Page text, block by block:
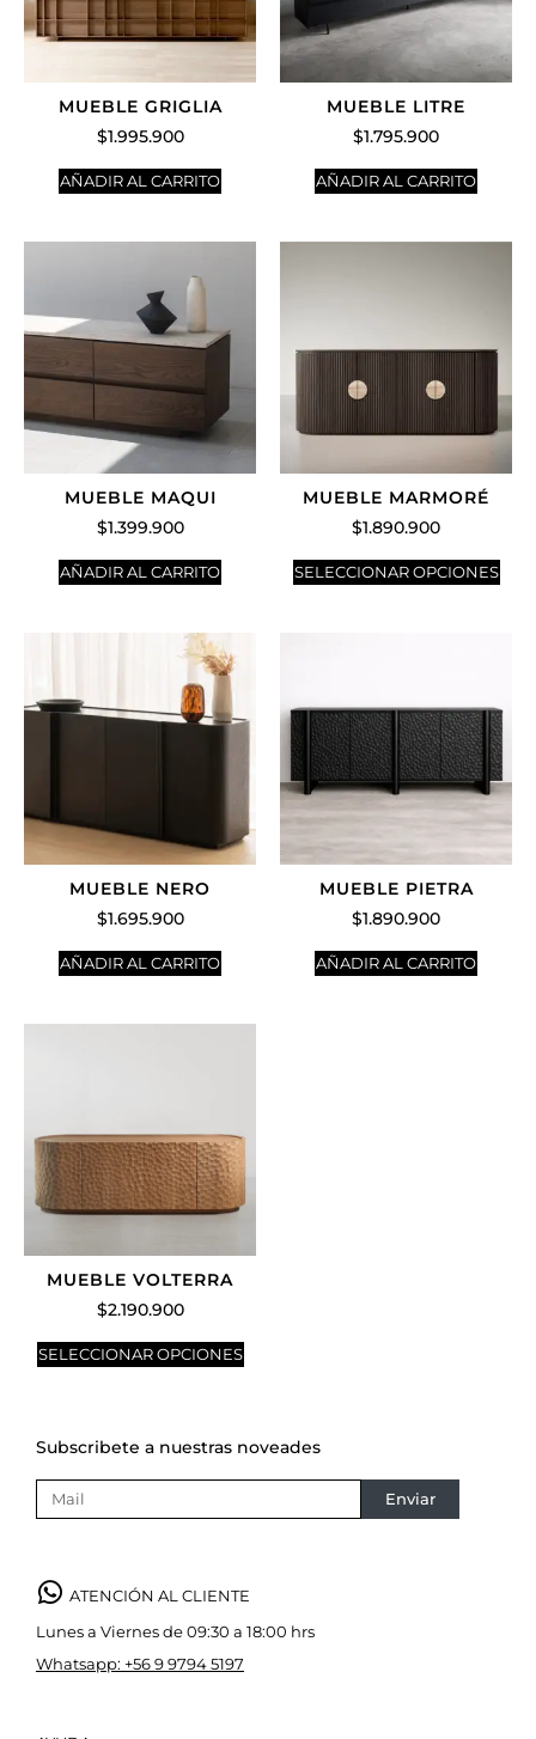
MUEBLE GRIGLIA
$1.995.900
AÑADIR AL CARRITO
MUEBLE LITRE
$1.795.900
AÑADIR AL CARRITO
MUEBLE MAQUI
$1.399.900
AÑADIR AL CARRITO
MUEBLE MARMORÉ
$1.890.900
SELECCIONAR OPCIONES
MUEBLE NERO
$1.695.900
AÑADIR AL CARRITO
MUEBLE PIETRA
$1.890.900
AÑADIR AL CARRITO
MUEBLE VOLTERRA
$2.190.900
SELECCIONAR OPCIONES
Subscribete a nuestras noveades
Enviar
ATENCIÓN AL CLIENTE
Lunes a Viernes de 09:30 a 18:00 hrs
Whatsapp: +56 9 9794 5197